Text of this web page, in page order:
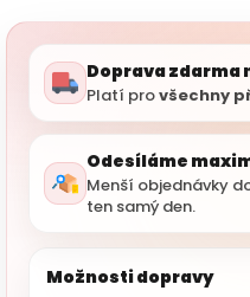
Doprava zdarma
Platí provšechny
Odesíláme
Menší objednávky
ten samý den.
Možnosti dopravy